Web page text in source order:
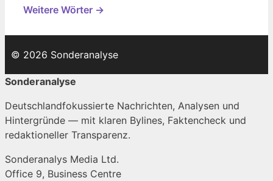
Weitere Wörter →
© 2026 Sonderanalyse
Sonderanalyse
Deutschlandfokussierte Nachrichten, Analysen und
Hintergründe — mit klaren Bylines, Faktencheck und
redaktioneller Transparenz.
Sonderanalys Media Ltd.
Office 9, Business Centre